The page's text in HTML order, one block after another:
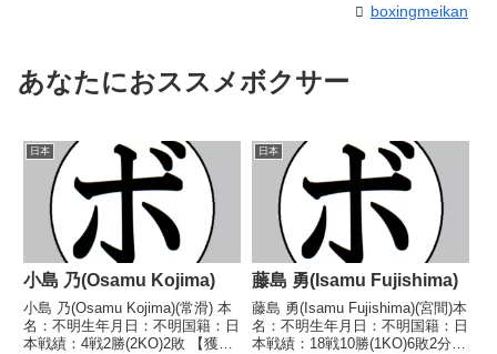
boxingmeikan
あなたにおススメボクサー
日本
小島 乃(Osamu Kojima)
小島 乃(Osamu Kojima)(常滑) 本
名：不明生年月日：不明国籍：日
本戦績：4戦2勝(2KO)2敗 【獲得
日本
藤島 勇(Isamu Fujishima)
藤島 勇(Isamu Fujishima)(宮間)本
名：不明生年月日：不明国籍：日
本戦績：18戦10勝(1KO)6敗2分